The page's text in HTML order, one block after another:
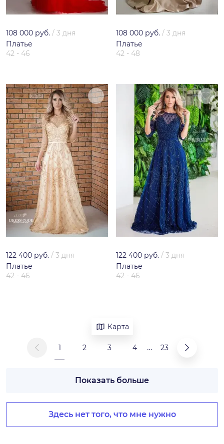
108 000 руб. / 3 дня
Платье
42 - 46
108 000 руб. / 3 дня
Платье
42 - 48
122 400 руб. / 3 дня
Платье
42 - 46
122 400 руб. / 3 дня
Платье
42 - 46
Карта
1 2 3 4 … 23
Показать больше
Здесь нет того, что мне нужно